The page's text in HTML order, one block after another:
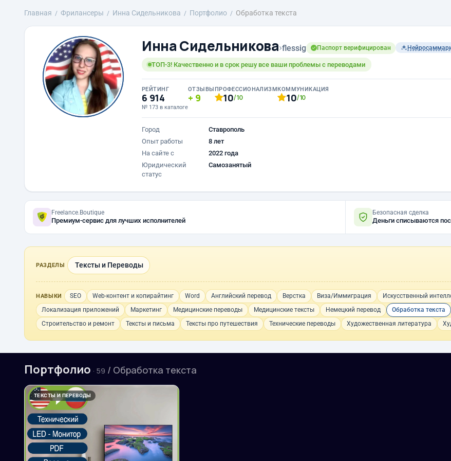
Главная Фрилансеры Инна Сидельникова Портфолио Обработка текста
Инна Сидельникова›flessig Паспорт верифицирован
ТОП-3! Качественно и в срок решу все ваши проблемы с переводами
РЕЙТИНГ
6 914
№ 173 в каталоге
ОТЗЫВЫ
9
ПРОФЕССИОНАЛИЗМ
10/10
КОММУНИКАЦИЯ
10/10
Город
Ставрополь
Опыт работы
8 лет
На сайте с
2022 года
Юридический
статус
Самозанятый
Freelance.Boutique
Премиум-сервис для лучших исполнителей
Безопасная сделка
Деньги списываются
РАЗДЕЛЫ Тексты и Переводы
НАВЫКИ SEO Web-контент и копирайтинг Word Английский перевод Верстка Виза/Иммиграция Искусственный
Локализация приложений
Маркетинг Медицинские переводы Медицинские тексты Немецкий перевод Обработка текста
Строительство и ремонт
Тексты и письма Тексты про путешествия Технические переводы Художественная литература
Портфолио · 59 / Обработка текста
ТЕКСТЫ И ПЕРЕВОДЫ